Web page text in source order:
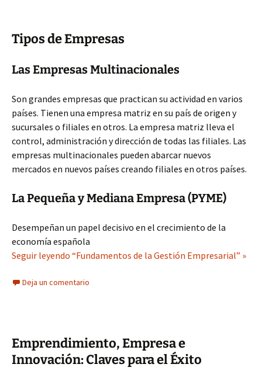
Tipos de Empresas
Las Empresas Multinacionales
Son grandes empresas que practican su actividad en varios
países. Tienen una empresa matriz en su país de origen y
sucursales o filiales en otros. La empresa matriz lleva el
control, administración y dirección de todas las filiales. Las
empresas multinacionales pueden abarcar nuevos
mercados en nuevos países creando filiales en otros países.
La Pequeña y Mediana Empresa (PYME)
Desempeñan un papel decisivo en el crecimiento de la
economía española
Seguir leyendo “Fundamentos de la Gestión Empresarial” »
Deja un comentario
Emprendimiento, Empresa e
Innovación: Claves para el Éxito